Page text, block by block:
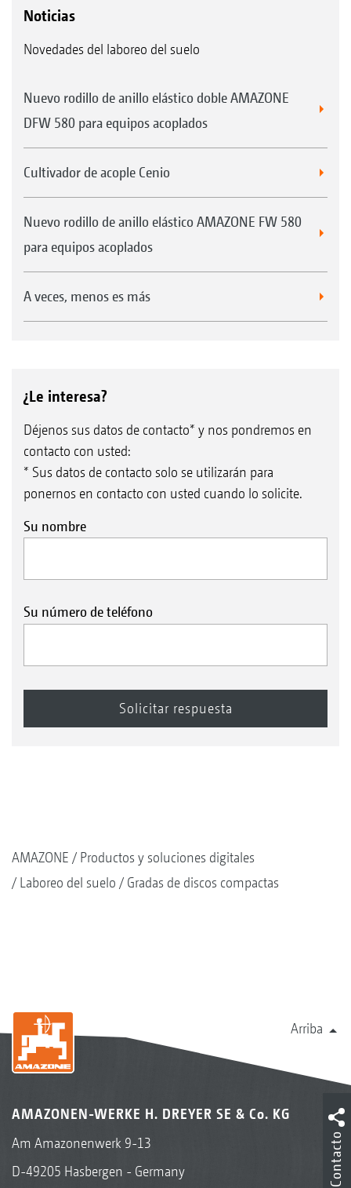
Noticias
Novedades del laboreo del suelo
Nuevo rodillo de anillo elástico doble AMAZONE
DFW 580 para equipos acoplados
Cultivador de acople Cenio
Nuevo rodillo de anillo elástico AMAZONE FW 580
para equipos acoplados
A veces, menos es más
¿Le interesa?
Déjenos sus datos de contacto* y nos pondremos en
contacto con usted:
* Sus datos de contacto solo se utilizarán para
ponernos en contacto con usted cuando lo solicite.
Su nombre
Su número de teléfono
AMAZONE
Productos y soluciones digitales
Laboreo del suelo
Gradas de discos compactas
Arriba
AMAZONEN-WERKE H. DREYER SE & Co. KG
Am Amazonenwerk 9-13
D-49205 Hasbergen - Germany
Contacto